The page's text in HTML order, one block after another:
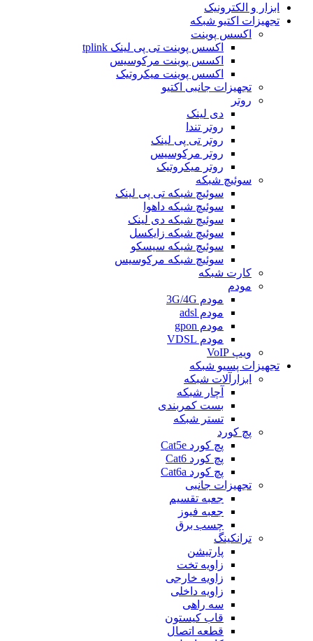
ابزار و الکترونیک
تجهیزات اکتیو شبکه
اکسس پوینت
اکسس پوینت تی پی لینک tplink
اکسس پوینت مرکوسیس
اکسس پوینت میکروتیک
تجهیزات جانبی اکتیو
روتر
دی لینک
روتر تندا
روتر تی پی لینک
روتر مرکوسیس
روتر میکروتیک
سوئیچ شبکه
سوئیچ شبکه تی پی لینک
سوئیچ شبکه داهوا
سوئیچ شبکه دی لینک
سوئیچ شبکه زایکسل
سوئیچ شبکه سیسکو
سوئیچ شبکه مرکوسیس
کارت شبکه
مودم
مودم 3G/4G
مودم adsl
مودم gpon
مودم VDSL
ویپ VoIP
تجهیزات پسیو شبکه
ابزارآلات شبکه
آچار شبکه
بست کمربندی
تستر شبكه
پچ کورد
پچ کورد Cat5e
پچ کورد Cat6
پچ کورد Cat6a
تجهیزات جانبی
جعبه تقسیم
جعبه فیوز
چسب برق
ترانکینگ
پارتیشن
زاویه تخت
زاویه خارجی
زاویه داخلی
سه راهی
قاب کیستون
قطعه اتصال